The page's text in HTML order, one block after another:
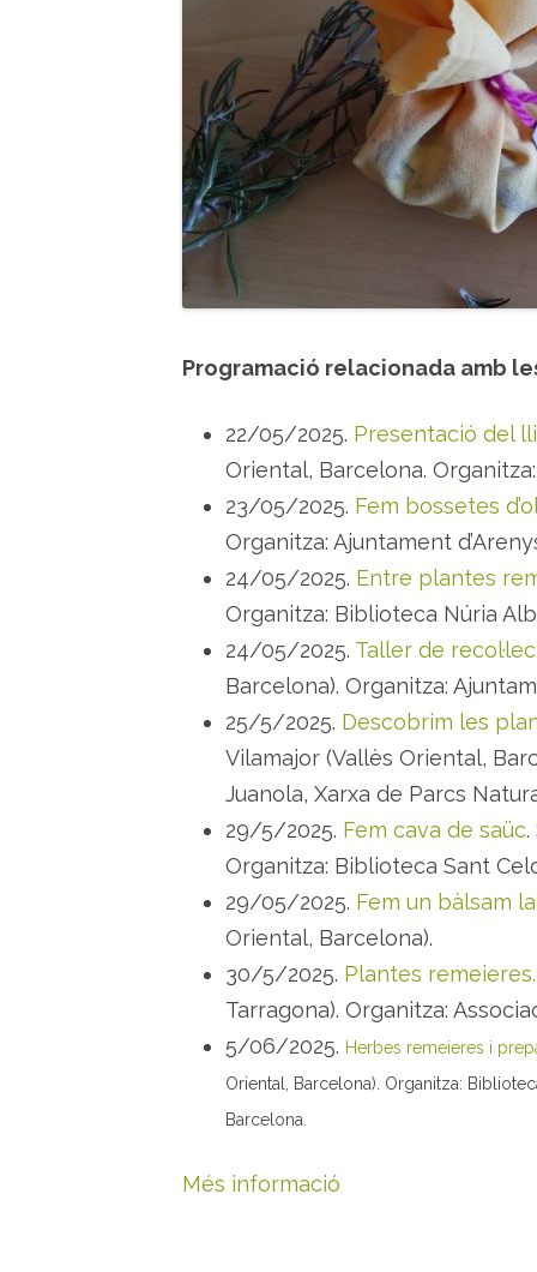
Programació relacionada amb
22/05/2025. Presentació del
Oriental, Barcelona.
23/05/2025. Fem bossetes
Organitza: Ajuntament
24/05/2025. Entre plantes
Organitza: Biblioteca Núria
24/05/2025. Taller de
Barcelona). Organitza:
25/5/2025. Descobrim les
Vilamajor (Vallès Oriental,
Juanola, Xarxa de Parcs
29/5/2025. Fem cava de saüc.
Organitza: Biblioteca Sant
29/05/2025. Fem un bàlsam
Oriental, Barcelona).
30/5/2025. Plantes
Tarragona). Organitza:
5/06/2025. Herbes remeieres i
Oriental, Barcelona). Organitza:
Barcelona.
Més informació